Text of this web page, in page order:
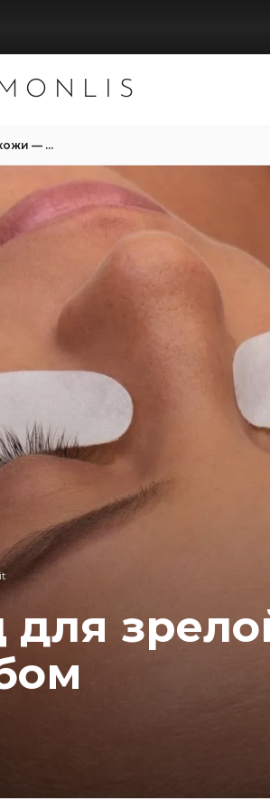
MONLIS
Наращивание ресниц для зрелой кожи — стильно в любом возрасте